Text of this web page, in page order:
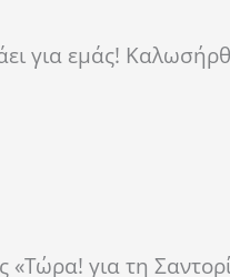
για εμάς!
«Τώρα! για τη